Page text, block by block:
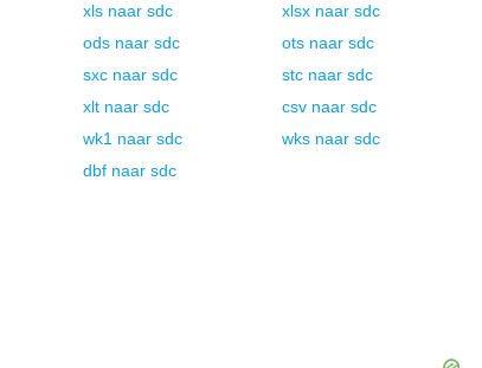
xls naar sdc xlsx naar sdc
ods naar sdc ots naar sdc
sxc naar sdc stc naar sdc
xlt naar sdc csv naar sdc
wk1 naar sdc wks naar sdc
dbf naar sdc